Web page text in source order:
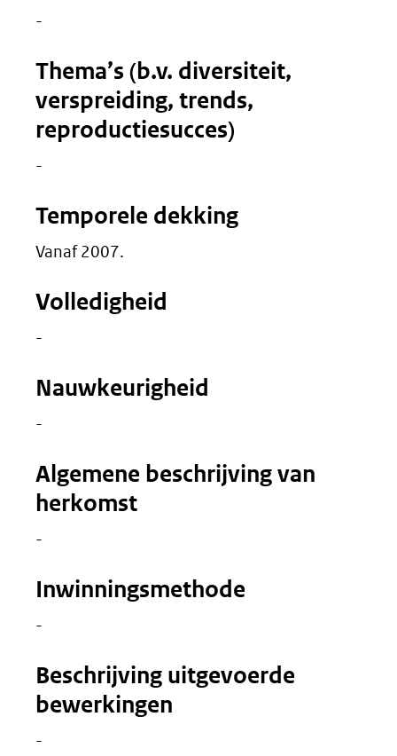
-
Thema’s (b.v. diversiteit,
verspreiding, trends,
reproductiesucces)
-
Temporele dekking
Vanaf 2007.
Volledigheid
-
Nauwkeurigheid
-
Algemene beschrijving van
herkomst
-
Inwinningsmethode
-
Beschrijving uitgevoerde
bewerkingen
-